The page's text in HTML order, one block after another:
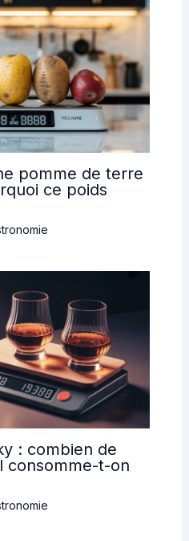
pomme de terre
ce poids
: combien de
consomme-t-on